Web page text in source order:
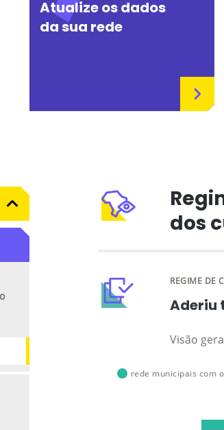
Atualize os dados
da sua rede
dos
REGIME DE
Aderiu
Visão
rede municipais com